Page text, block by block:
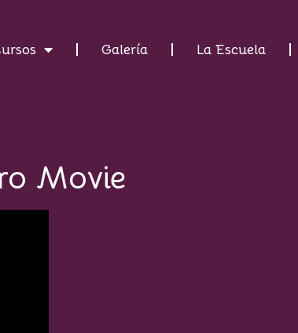
Galería La Escuela
Movie